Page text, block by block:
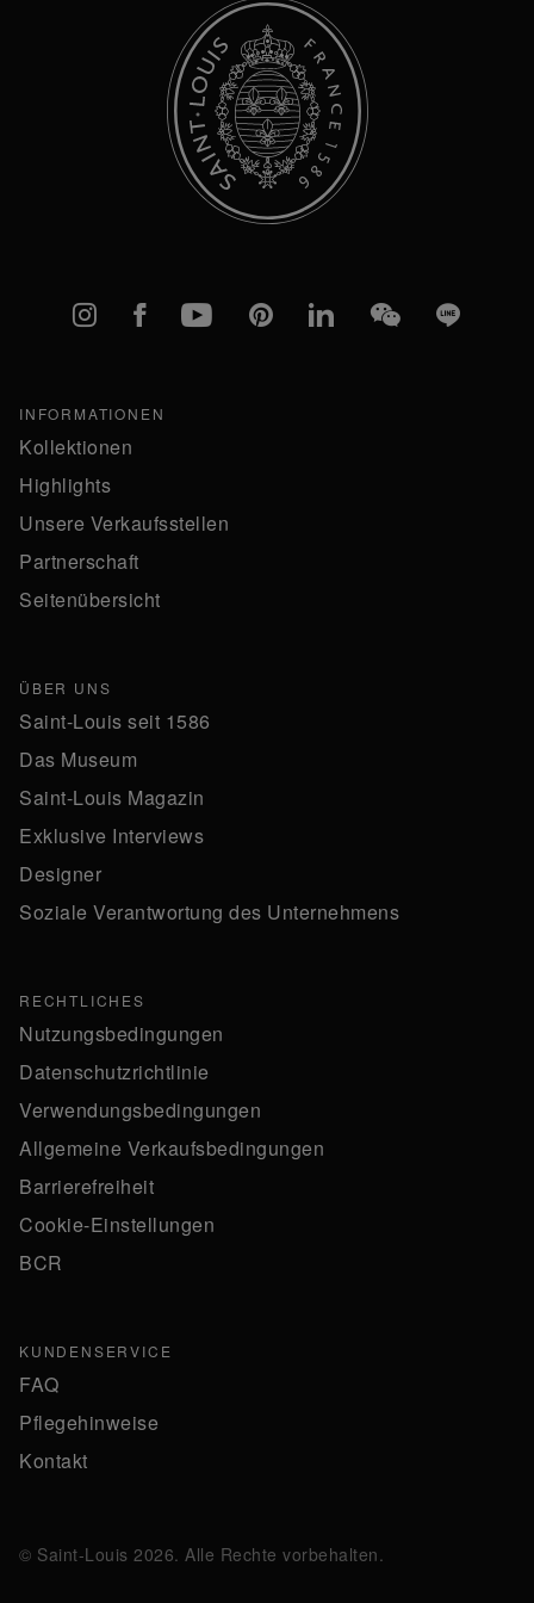
Instagram
FacebookYouTubePinterestlinkedInWeChatLine
INFORMATIONEN
Kollektionen
Highlights
Unsere Verkaufsstellen
Partnerschaft
Seitenübersicht
ÜBER UNS
Saint-Louis seit 1586
Das Museum
Saint-Louis Magazin
Exklusive Interviews
Designer
Soziale Verantwortung des Unternehmens
RECHTLICHES
Nutzungsbedingungen
Datenschutzrichtlinie
Verwendungsbedingungen
Allgemeine Verkaufsbedingungen
Barrierefreiheit
Cookie-Einstellungen
BCR
KUNDENSERVICE
FAQ
Pflegehinweise
Kontakt
© Saint-Louis 2026. Alle Rechte vorbehalten.